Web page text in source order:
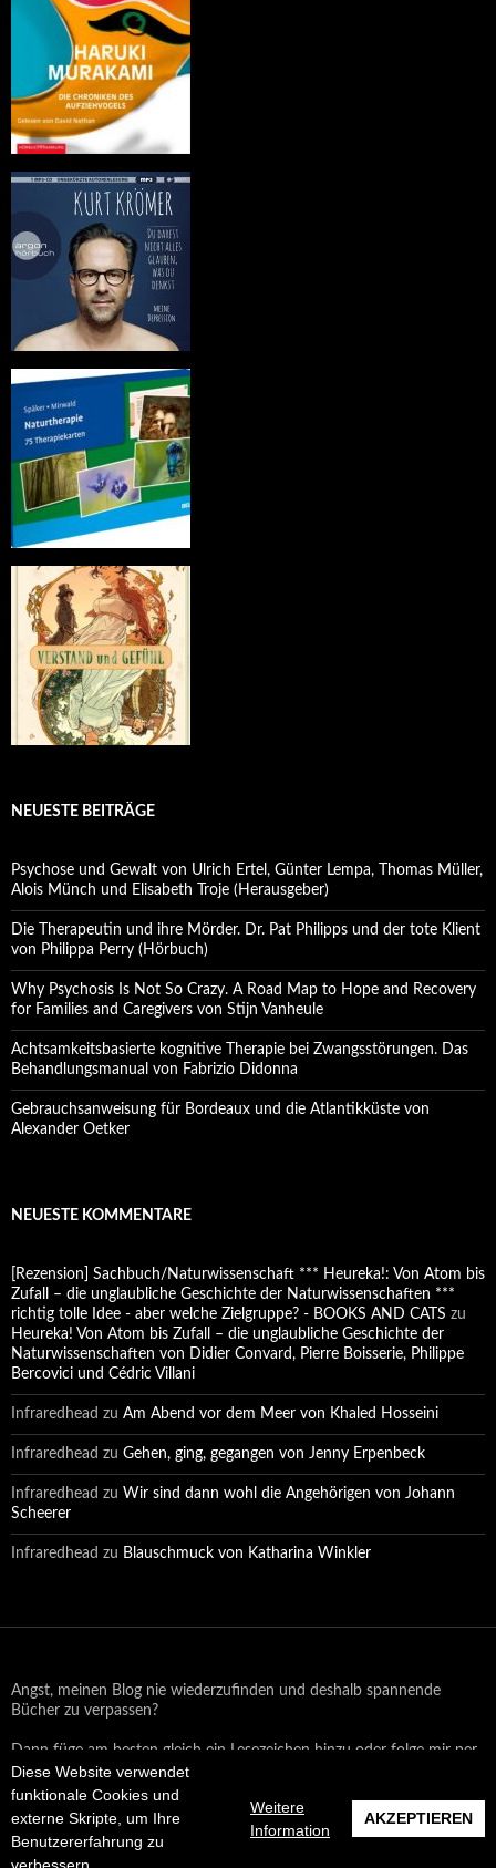
Diese Website verwendet
funktionale Cookies und
externe Skripte, um Ihre
Benutzererfahrung zu
Weitere
Information
AKZEPTIEREN
NEUESTE BEITRÄGE
Psychose und Gewalt von Ulrich Ertel, Günter Lempa, Thomas Müller,
Alois Münch und Elisabeth Troje (Herausgeber)
Die Therapeutin und ihre Mörder. Dr. Pat Philipps und der tote Klient
von Philippa Perry (Hörbuch)
Why Psychosis Is Not So Crazy. A Road Map to Hope and Recovery
for Families and Caregivers von Stijn Vanheule
Achtsamkeitsbasierte kognitive Therapie bei Zwangsstörungen. Das
Behandlungsmanual von Fabrizio Didonna
Gebrauchsanweisung für Bordeaux und die Atlantikküste von
Alexander Oetker
NEUESTE KOMMENTARE
[Rezension] Sachbuch/Naturwissenschaft *** Heureka!: Von Atom bis
Zufall – die unglaubliche Geschichte der Naturwissenschaften ***
richtig tolle Idee - aber welche Zielgruppe? - BOOKS AND CATS zu
Heureka! Von Atom bis Zufall – die unglaubliche Geschichte der
Naturwissenschaften von Didier Convard, Pierre Boisserie, Philippe
Bercovici und Cédric Villani
Infraredhead zu Am Abend vor dem Meer von Khaled Hosseini
Infraredhead zu Gehen, ging, gegangen von Jenny Erpenbeck
Infraredhead zu Wir sind dann wohl die Angehörigen von Johann
Scheerer
Infraredhead zu Blauschmuck von Katharina Winkler
Angst, meinen Blog nie wiederzufinden und deshalb spannende
Bücher zu verpassen?
Dann füge am besten gleich ein Lesezeichen hinzu oder folge mir per
Email oder auf Facebook!
Datenschutzerklärung